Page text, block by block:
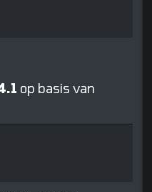
op basis van